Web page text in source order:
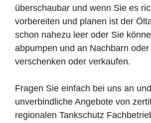
überschaubar und wenn Sie es
vorbereiten und planen ist der
schon nahezu leer oder Sie
abpumpen und an Nachbarn
verschenken oder verkaufen.
Fragen Sie einfach bei uns an
unverbindliche Angebote von
regionalen Tankschutz